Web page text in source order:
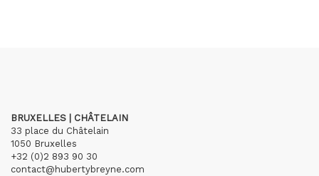
BRUXELLES | CHÂTELAIN
33 place du Châtelain
1050 Bruxelles
+32 (0)2 893 90 30
contact@hubertybreyne.com